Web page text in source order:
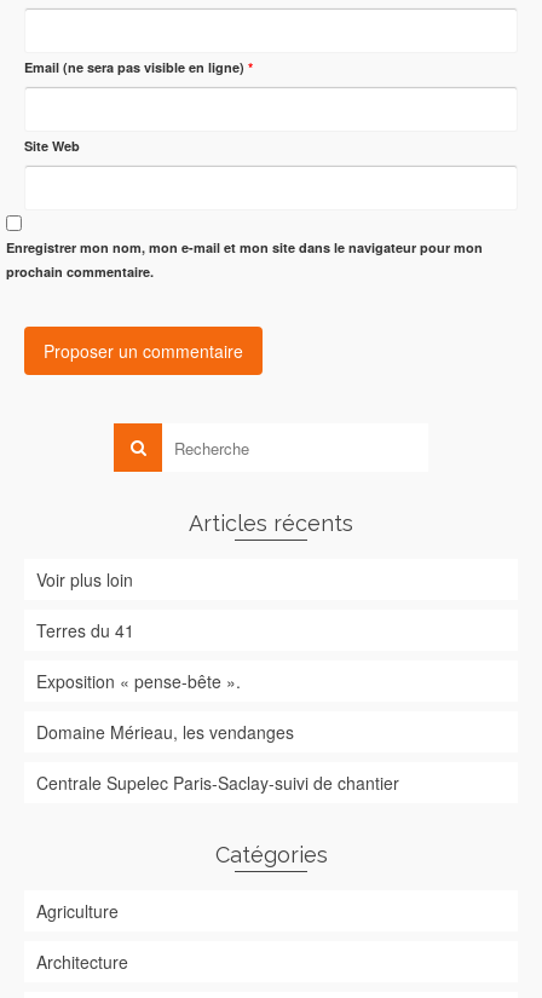
Email (ne sera pas visible en ligne) *
Site Web
Enregistrer mon nom, mon e-mail et mon site dans le navigateur pour mon
prochain commentaire.
Articles récents
Voir plus loin
Terres du 41
Exposition « pense-bête ».
Domaine Mérieau, les vendanges
Centrale Supelec Paris-Saclay-suivi de chantier
Catégories
Agriculture
Architecture